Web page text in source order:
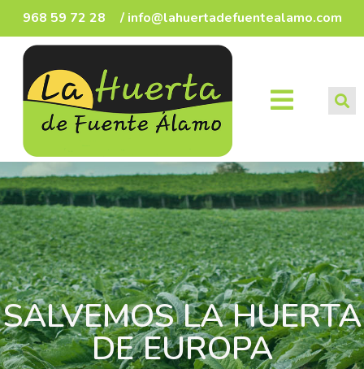
968 59 72 28 / info@lahuertadefuentealamo.com
SALVEMOS LA HUERTA
DE EUROPA